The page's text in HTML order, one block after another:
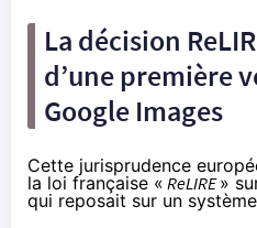
La décision
d’une première
Google Images
Cette jurisprudence
la loi française « ReLIRE»
qui reposait sur un